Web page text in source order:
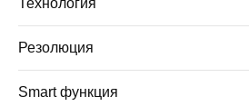
Технология
Резолюция
Smart функция